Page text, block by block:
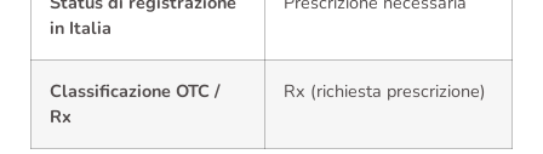
in Italia
Classificazione OTC /
Rx
Rx (richiesta prescrizione)